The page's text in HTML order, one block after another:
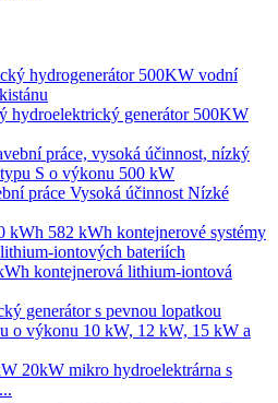
hydroelektrický generátor 500KW
práce Vysoká účinnost Nízké
kontejnerová lithium-iontová
20kW mikro hydroelektrárna s